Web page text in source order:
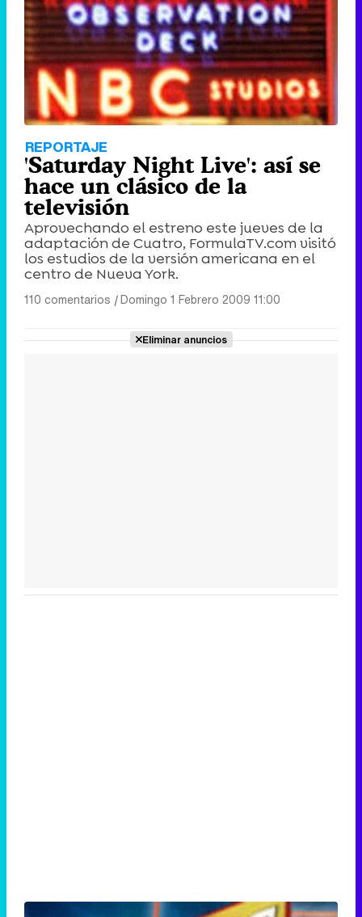
REPORTAJE
'Saturday Night Live': así se
hace un clásico de la
televisión
Aprovechando el estreno este jueves de la
adaptación de Cuatro, FormulaTV.com visitó
los estudios de la versión americana en el
centro de Nueva York.
110 comentarios |Domingo 1 Febrero 2009 11:00
Eliminar anuncios